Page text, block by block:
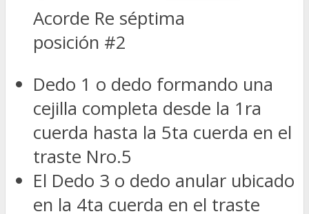
Acorde Re séptima
posición #2
Dedo 1 o dedo formando una
cejilla completa desde la 1ra
cuerda hasta la 5ta cuerda en el
traste Nro.5
El Dedo 3 o dedo anular ubicado
en la 4ta cuerda en el traste